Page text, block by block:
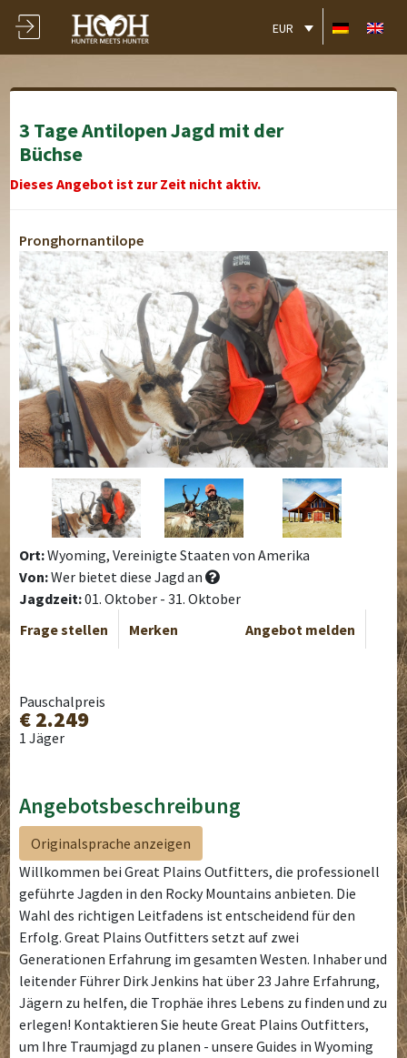
EUR
3 Tage Antilopen Jagd mit der
Büchse
Dieses Angebot ist zur Zeit nicht aktiv.
Pronghornantilope
Ort:Wyoming, Vereinigte Staaten von Amerika
Von:Wer bietet diese Jagd an
Jagdzeit:01. Oktober - 31. Oktober
Frage stellen
Merken Angebot melden
Pauschalpreis
€ 2.249
1 Jäger
Angebotsbeschreibung
Originalsprache anzeigen
Willkommen bei Great Plains Outfitters, die professionell
geführte Jagden in den Rocky Mountains anbieten. Die
Wahl des richtigen Leitfadens ist entscheidend für den
Erfolg. Great Plains Outfitters setzt auf zwei
Generationen Erfahrung im gesamten Westen. Inhaber und
leitender Führer Dirk Jenkins hat über 23 Jahre Erfahrung,
Jägern zu helfen, die Trophäe ihres Lebens zu finden und zu
erlegen! Kontaktieren Sie heute Great Plains Outfitters,
um Ihre Traumjagd zu planen - unsere Guides in Wyoming